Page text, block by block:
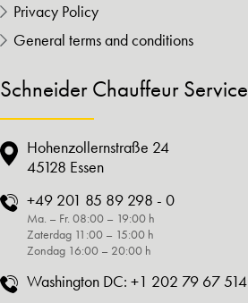
Privacy Policy
General terms and conditions
Schneider Chauffeur Service
Hohenzollernstraße 24
45128 Essen
+49 201 85 89 298 - 0
Ma. – Fr. 08:00 – 19:00 h
Zaterdag 11:00 – 15:00 h
Zondag 16:00 – 20:00 h
Washington DC: +1 202 79 67 514